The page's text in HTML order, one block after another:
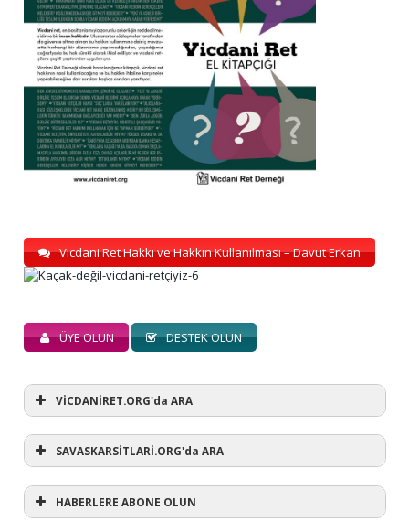
Vicdani Ret Hakkı ve Hakkın Kullanılması – Davut Erkan
ÜYE OLUN DESTEK OLUN
VİCDANİRET.ORG'da ARA
SAVASKARSİTLARİ.ORG'da ARA
HABERLERE ABONE OLUN